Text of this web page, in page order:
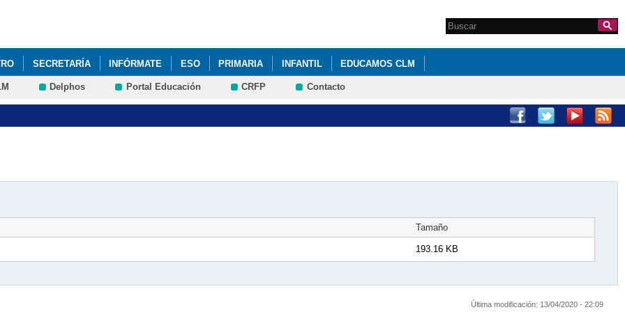
Formulario de
Search this site
SECRETARÍA INFÓRMATE ESO PRIMARIA INFANTIL EDUCAMOS CLM
Delphos Portal Educación CRFP Contacto
Tamaño
193.16 KB
Última modificación: 13/04/2020 - 22:09